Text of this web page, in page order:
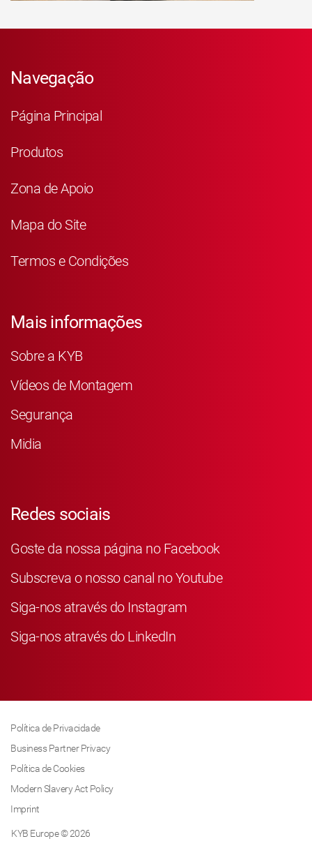
Navegação
Página Principal
Produtos
Zona de Apoio
Mapa do Site
Termos e Condições
Mais informações
Sobre a KYB
Vídeos de Montagem
Segurança
Midia
Redes sociais
Goste da nossa página no Facebook
Subscreva o nosso canal no Youtube
Siga-nos através do Instagram
Siga-nos através do LinkedIn
Política de Privacidade
Business Partner Privacy
Política de Cookies
Modern Slavery Act Policy
Imprint
KYB Europe © 2026